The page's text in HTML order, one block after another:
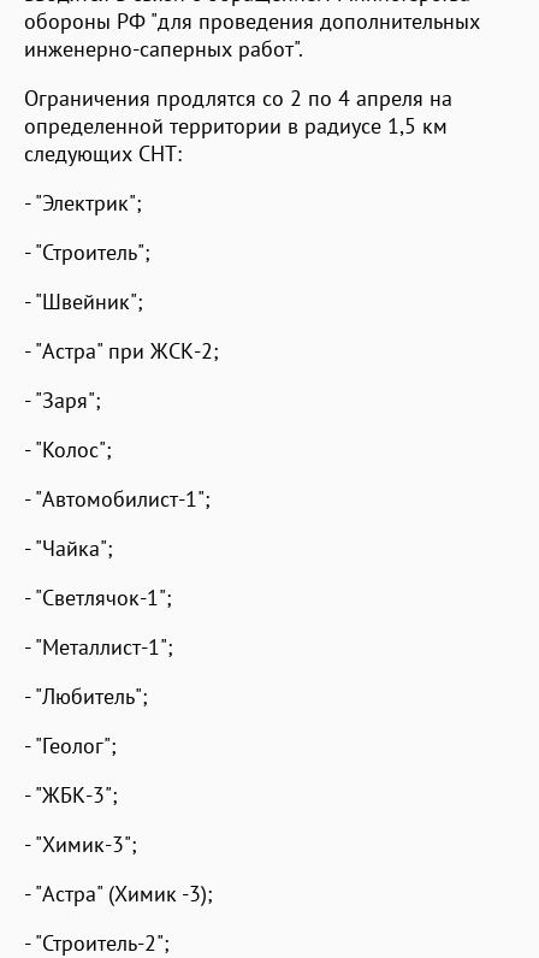
обороны РФ "для проведения дополнительных
инженерно-саперных работ".
Ограничения продлятся со 2 по 4 апреля на
определенной территории в радиусе 1,5 км
следующих СНТ:
- "Электрик";
- "Строитель";
- "Швейник";
- "Астра" при ЖСК-2;
- "Заря";
- "Колос";
- "Автомобилист-1";
- "Чайка";
- "Светлячок-1";
- "Металлист-1";
- "Любитель";
- "Геолог";
- "ЖБК-3";
- "Химик-3";
- "Астра" (Химик -3);
- "Строитель-2";